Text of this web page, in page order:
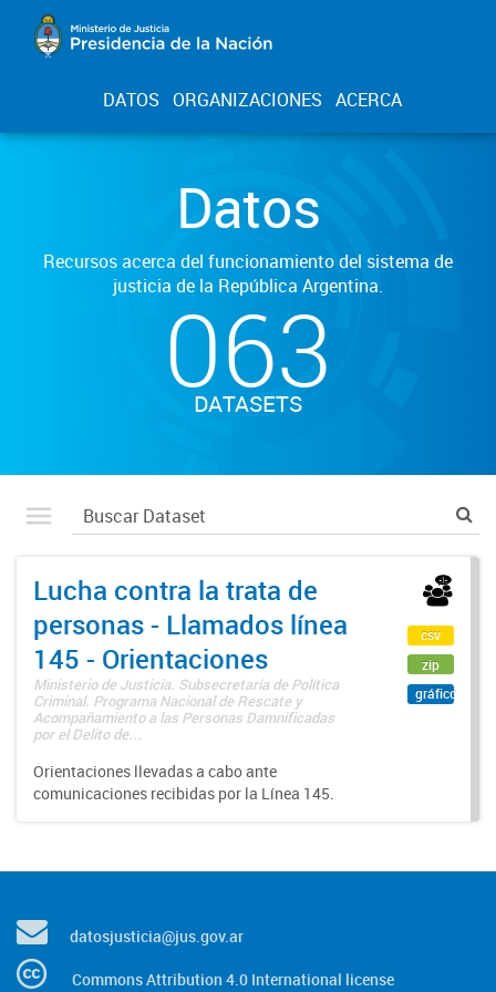
DATOS ORGANIZACIONES ACERCA
Datos
Recursos acerca del funcionamiento del sistema de
justicia de la República Argentina.
063
DATASETS
Lucha contra la trata de
personas - Llamados línea
145 - Orientaciones
Ministerio de Justicia. Subsecretaría de Política
Criminal. Programa Nacional de Rescate y
Acompañamiento a las Personas Damnificadas
por el Delito de...
Orientaciones llevadas a cabo ante
comunicaciones recibidas por la Línea 145.
csv
zip
gráfico
datosjusticia@jus.gov.ar
Commons Attribution 4.0 International license